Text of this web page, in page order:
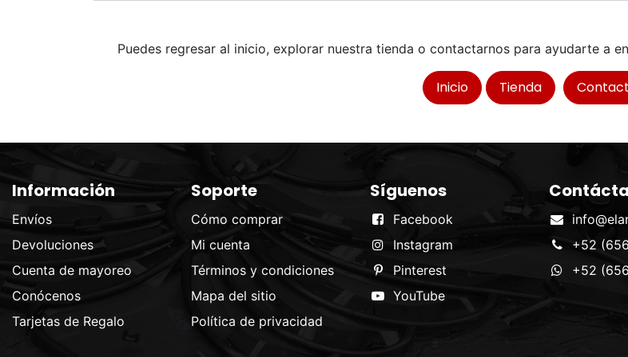
Puedes regresar al inicio, explorar nuestra tienda o contactarnos para ayudarte a
Inicio Tienda
Información
Envíos
Devoluciones
Cuenta de mayoreo
Conócenos
Tarjetas de Regalo
Soporte
Cómo comprar
Mi cuenta
Términos y condiciones
Mapa del sitio
Política de privacidad
Síguenos
Facebook
Instagram
Pinterest
YouTube
+52
+52